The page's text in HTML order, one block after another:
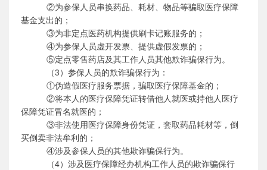
②为参保人员串换药品、耗材、物品等骗取医疗保障
基金支出的；
③为非定点医药机构提供刷卡记账服务的；
④为参保人员虚开发票、提供虚假发票的；
⑤定点零售药店及其工作人员其他欺诈骗保行为。
（3）参保人员的欺诈骗保行为：
①伪造假医疗服务票据，骗取医疗保障基金的；
②将本人的医疗保障凭证转借他人就医或持他人医疗
保障凭证冒名就医的；
③非法使用医疗保障身份凭证，套取药品耗材等，倒
买倒卖非法牟利的；
④涉及参保人员的其他欺诈骗保行为。
（4）涉及医疗保障经办机构工作人员的欺诈骗保行